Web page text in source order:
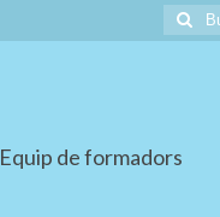
Buscar
por:
Equip de formadors